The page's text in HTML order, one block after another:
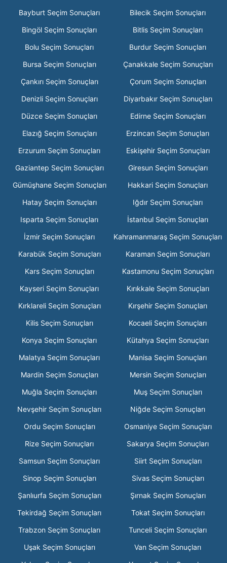
Bayburt Seçim Sonuçları
Bilecik Seçim Sonuçları
Bingöl Seçim Sonuçları
Bitlis Seçim Sonuçları
Bolu Seçim Sonuçları
Burdur Seçim Sonuçları
Bursa Seçim Sonuçları
Çanakkale Seçim Sonuçları
Çankırı Seçim Sonuçları
Çorum Seçim Sonuçları
Denizli Seçim Sonuçları
Diyarbakır Seçim Sonuçları
Düzce Seçim Sonuçları
Edirne Seçim Sonuçları
Elazığ Seçim Sonuçları
Erzincan Seçim Sonuçları
Erzurum Seçim Sonuçları
Eskişehir Seçim Sonuçları
Gaziantep Seçim Sonuçları
Giresun Seçim Sonuçları
Gümüşhane Seçim Sonuçları
Hakkari Seçim Sonuçları
Hatay Seçim Sonuçları
Iğdır Seçim Sonuçları
Isparta Seçim Sonuçları
İstanbul Seçim Sonuçları
İzmir Seçim Sonuçları
Kahramanmaraş Seçim Sonuçları
Karabük Seçim Sonuçları
Karaman Seçim Sonuçları
Kars Seçim Sonuçları
Kastamonu Seçim Sonuçları
Kayseri Seçim Sonuçları
Kırıkkale Seçim Sonuçları
Kırklareli Seçim Sonuçları
Kırşehir Seçim Sonuçları
Kilis Seçim Sonuçları
Kocaeli Seçim Sonuçları
Konya Seçim Sonuçları
Kütahya Seçim Sonuçları
Malatya Seçim Sonuçları
Manisa Seçim Sonuçları
Mardin Seçim Sonuçları
Mersin Seçim Sonuçları
Muğla Seçim Sonuçları
Muş Seçim Sonuçları
Nevşehir Seçim Sonuçları
Niğde Seçim Sonuçları
Ordu Seçim Sonuçları
Osmaniye Seçim Sonuçları
Rize Seçim Sonuçları
Sakarya Seçim Sonuçları
Samsun Seçim Sonuçları
Siirt Seçim Sonuçları
Sinop Seçim Sonuçları
Sivas Seçim Sonuçları
Şanlıurfa Seçim Sonuçları
Şırnak Seçim Sonuçları
Tekirdağ Seçim Sonuçları
Tokat Seçim Sonuçları
Trabzon Seçim Sonuçları
Tunceli Seçim Sonuçları
Uşak Seçim Sonuçları
Van Seçim Sonuçları